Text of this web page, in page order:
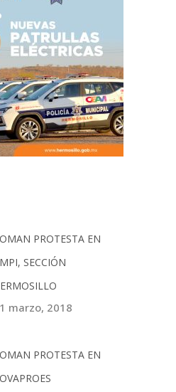
PROTESTA EN
SECCIÓN
marzo, 2018
PROTESTA EN